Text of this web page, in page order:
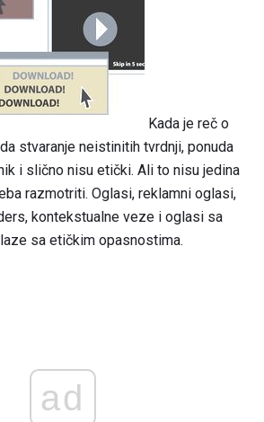
Kada je reč o
stvaranje neistinitih tvrdnji, ponuda
i slično nisu etički. Ali to nisu jedina
razmotriti. Oglasi, reklamni oglasi,
kontekstualne veze i oglasi sa
sa etičkim opasnostima.
ad